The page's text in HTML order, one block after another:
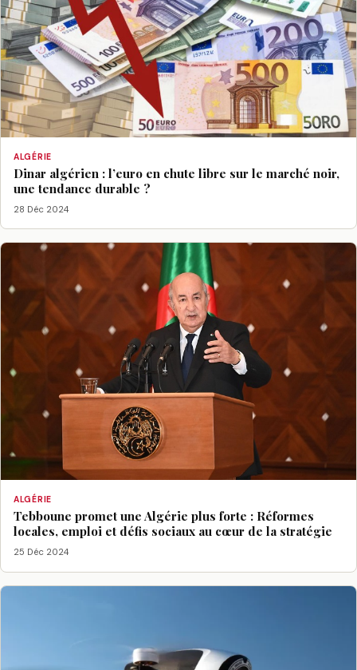
ALGÉRIE
Dinar algérien : l’euro en chute libre sur le marché noir,
une tendance durable ?
28 Déc 2024
ALGÉRIE
Tebboune promet une Algérie plus forte : Réformes
locales, emploi et défis sociaux au cœur de la stratégie
25 Déc 2024